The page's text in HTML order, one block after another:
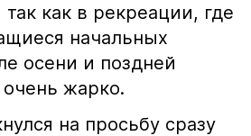
как в рекреации, где
начальных
осени и поздней
жарко.
на просьбу сразу